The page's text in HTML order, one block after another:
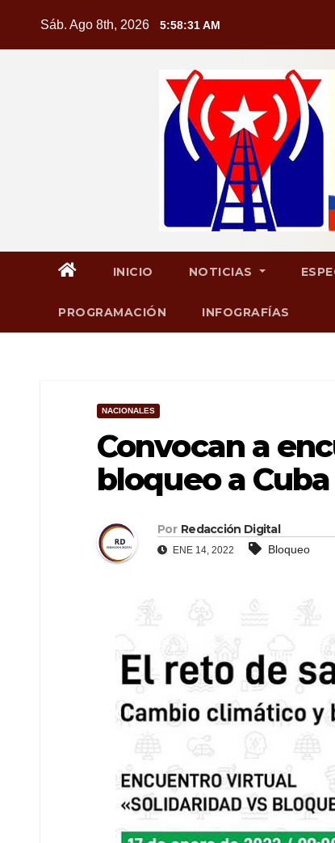
Sáb. Ago 8th, 2026 5:58:33 AM
INICIO NOTICIAS
PROGRAMACIÓN INFOGRAFÍAS
NACIONALES
Convocan a
bloqueo a Cuba
Por Redacción Digital
ENE 14, 2022 Bloqueo